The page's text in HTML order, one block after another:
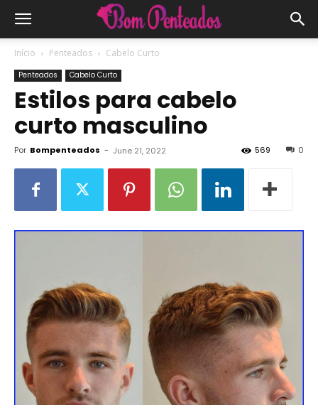
Início Penteados Cabelo Curto
Penteados Cabelo Curto
Estilos para cabelo
curto masculino
Por Bompenteados - June 21, 2022 0
569